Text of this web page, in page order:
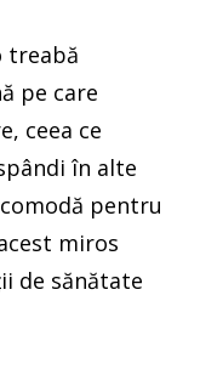
treabă
pe care
ceea ce
în alte
pentru
miros
de sănătate